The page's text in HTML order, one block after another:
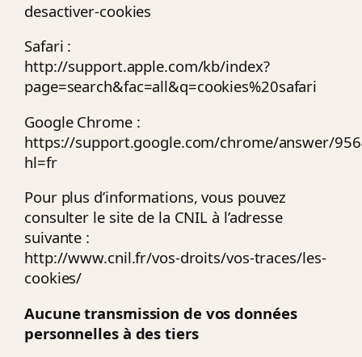
desactiver-cookies
Safari :
http://support.apple.com/kb/index?
page=search&fac=all&q=cookies%20safari
Google Chrome :
https://support.google.com/chrome/answer/
hl=fr
Pour plus d’informations, vous pouvez
consulter le site de la CNIL à l’adresse
suivante :
http://www.cnil.fr/vos-droits/vos-traces/les-
cookies/
Aucune transmission de vos données
personnelles à des tiers